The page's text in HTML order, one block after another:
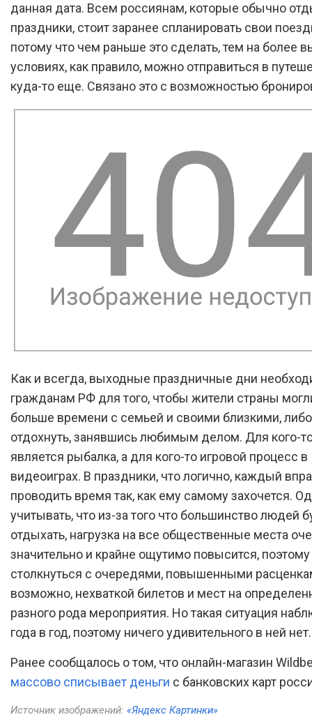
данная дата. Всем россиянам, которые обычно
праздники, стоит заранее спланировать свои
потому что чем раньше это сделать, тем на более
условиях, как правило, можно отправиться в
куда-то еще. Связано это с возможностью
Как и всегда, выходные праздничные дни
гражданам РФ для того, чтобы жители страны
больше времени с семьей и своими близкими,
отдохнуть, занявшись любимым делом. Для кого-
является рыбалка, а для кого-то игровой процесс в
видеоиграх. В праздники, что логично, каждый
проводить время так, как ему самому захочется.
учитывать, что из-за того что большинство людей
отдыхать, нагрузка на все общественные места
значительно и крайне ощутимо повысится,
столкнуться с очередями, повышенными
возможно, нехваткой билетов и мест на
разного рода мероприятия. Но такая ситуация
года в год, поэтому ничего удивительного в ней нет.
Ранее сообщалось о том, что онлайн-магазин
массово списывает деньги с банковских карт
Источник изображений: «Яндекс Картинки»